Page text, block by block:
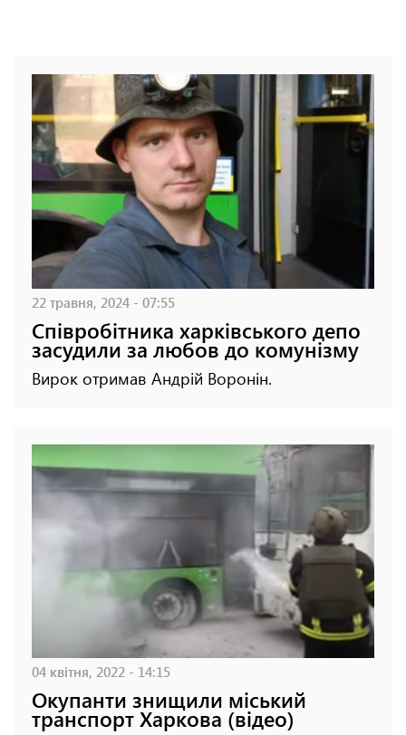
22 травня, 2024 - 07:55
Співробітника харківського депо
засудили за любов до комунізму
Вирок отримав Андрій Воронін.
04 квітня, 2022 - 14:15
Окупанти знищили міський
транспорт Харкова (відео)